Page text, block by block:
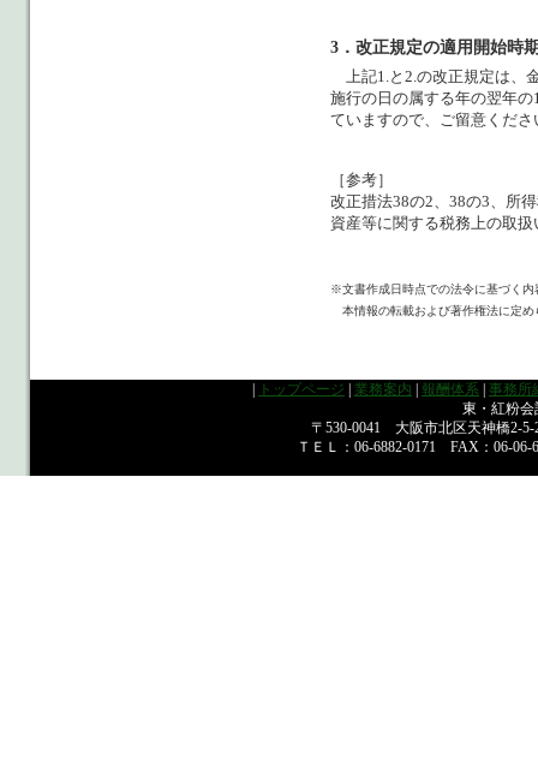
3．改正規定の適用開始時
上記1.と2.の改正規定は、
施行の日の属する年の翌年
ていますので、ご留意くださ
［参考］
改正措法38の2、38の3、所
資産等に関する税務上の取
※文書作成日時点での法令に基づく内
本情報の転載および著作権法に定め
トップページ 業務案内 報酬体系
事務所
東・紅粉
〒530-0041 大阪市北区天神橋2-
ＴＥＬ：06-6882-0171 FAX：06-